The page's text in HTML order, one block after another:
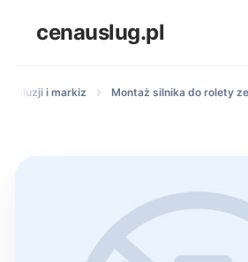
cenauslug.pl
żaluzji i markiz Montaż silnika do rolety